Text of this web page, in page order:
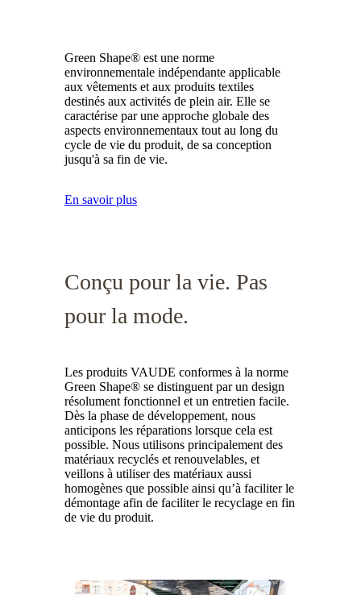
Green Shape® est une norme
environnementale indépendante applicable
aux vêtements et aux produits textiles
destinés aux activités de plein air. Elle se
caractérise par une approche globale des
aspects environnementaux tout au long du
cycle de vie du produit, de sa conception
jusqu'à sa fin de vie.
En savoir plus
Conçu pour la vie. Pas
pour la mode.
Les produits VAUDE conformes à la norme
Green Shape® se distinguent par un design
résolument fonctionnel et un entretien facile.
Dès la phase de développement, nous
anticipons les réparations lorsque cela est
possible. Nous utilisons principalement des
matériaux recyclés et renouvelables, et
veillons à utiliser des matériaux aussi
homogènes que possible ainsi qu’à faciliter le
démontage afin de faciliter le recyclage en fin
de vie du produit.